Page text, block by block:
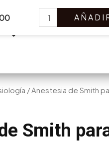
Search
/ Anestesia de Smith
Smith
Anestesia
y
Adolescentes
cantidad